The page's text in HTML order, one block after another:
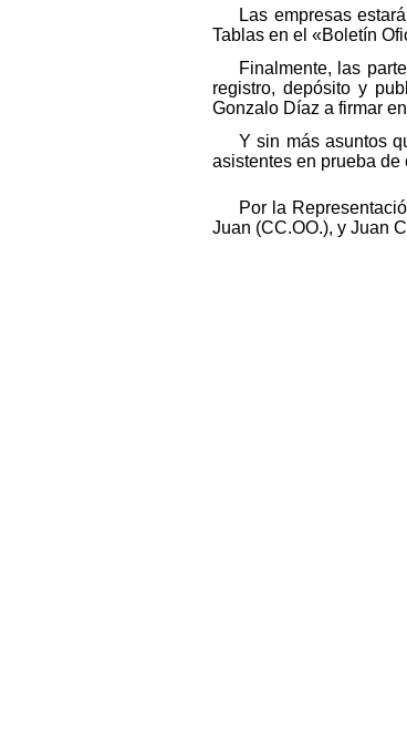
Las empresas
Tablas en el «Boletín
Finalmente, las
registro, depósito y
Gonzalo Díaz a firmar
Y sin más asuntos
asistentes en prueba
Por la
Juan (CC.OO.), y Juan